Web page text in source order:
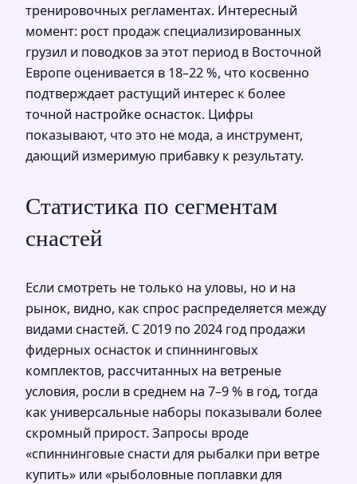
тренировочных регламентах. Интересный
момент: рост продаж специализированных
грузил и поводков за этот период в Восточной
Европе оценивается в 18–22 %, что косвенно
подтверждает растущий интерес к более
точной настройке оснасток. Цифры
показывают, что это не мода, а инструмент,
дающий измеримую прибавку к результату.
Статистика по сегментам
снастей
Если смотреть не только на уловы, но и на
рынок, видно, как спрос распределяется между
видами снастей. С 2019 по 2024 год продажи
фидерных оснасток и спиннинговых
комплектов, рассчитанных на ветреные
условия, росли в среднем на 7–9 % в год, тогда
как универсальные наборы показывали более
скромный прирост. Запросы вроде
«спиннинговые снасти для рыбалки при ветре
купить» или «рыболовные поплавки для